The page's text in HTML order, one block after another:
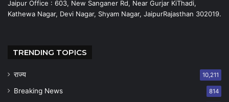
Jaipur Office : 603, New Sanganer Rd, Near Gurjar KiThadi,
Kathewa Nagar, Devi Nagar, Shyam Nagar, JaipurRajasthan 302019.
TRENDING TOPICS
राज्य 10,211
Breaking News 814